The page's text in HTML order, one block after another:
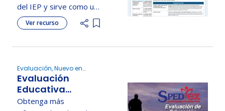
del IEP y sirve como una
lista de verificación para
las familias durante el
Ver recurso
Add item to list
Evaluación, Nuevo en
educación especial,
Reuniones del comité ARD
Evaluación
Educativa
Independiente -
Obtenga más